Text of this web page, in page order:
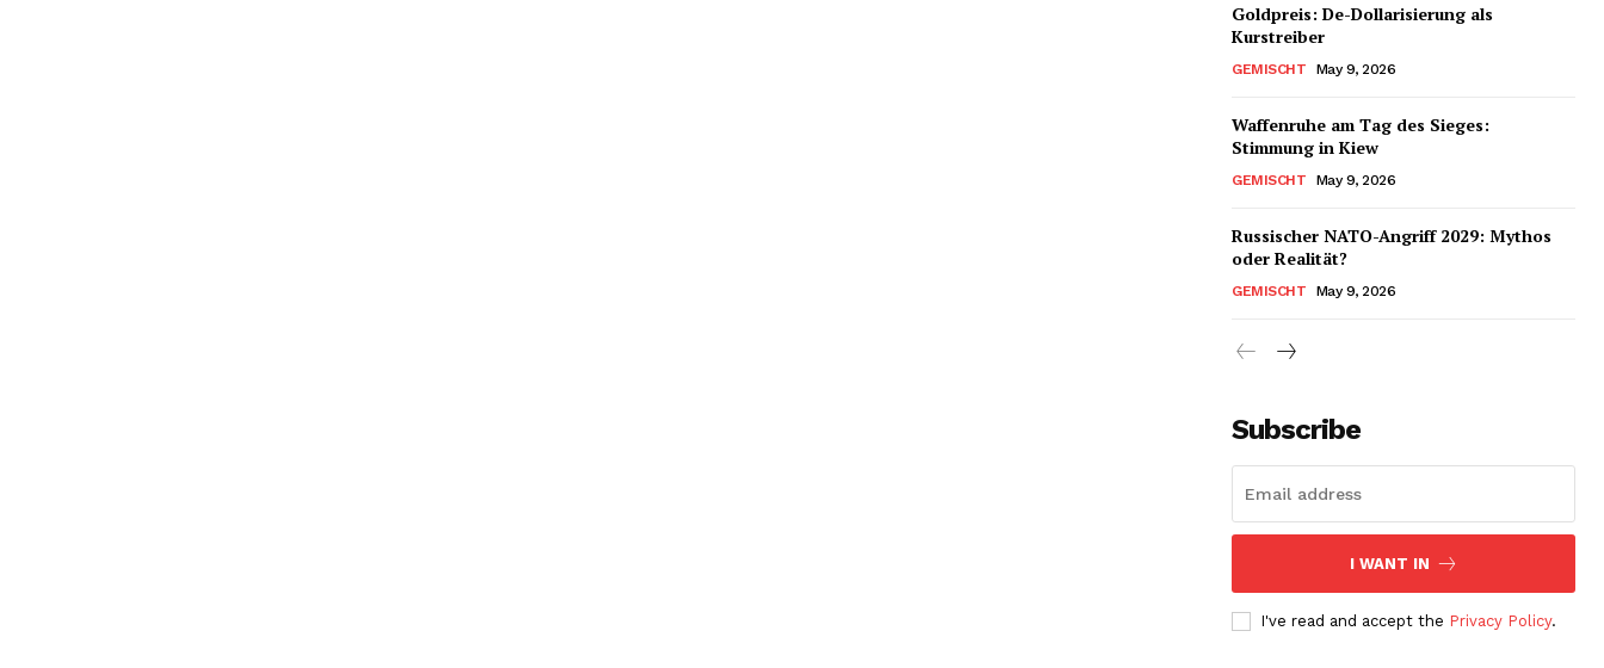
Goldpreis: De-Dollarisierung als
Kurstreiber
GEMISCHT May 9, 2026
Waffenruhe am Tag des Sieges:
Stimmung in Kiew
GEMISCHT May 9, 2026
Russischer NATO-Angriff 2029: Mythos
oder Realität?
GEMISCHT May 9, 2026
Subscribe
I WANT IN
I've read and accept the Privacy Policy.